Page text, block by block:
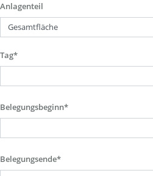
Anlagenteil
Tag*
Belegungsbeginn*
Belegungsende*